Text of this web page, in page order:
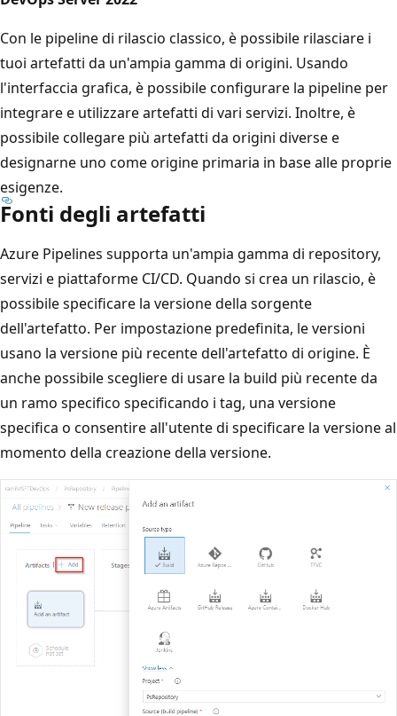
Con le pipeline di rilascio classico, è possibile rilasciare i
tuoi artefatti da un'ampia gamma di origini. Usando
l'interfaccia grafica, è possibile configurare la pipeline per
integrare e utilizzare artefatti di vari servizi. Inoltre, è
possibile collegare più artefatti da origini diverse e
designarne uno come origine primaria in base alle proprie
esigenze.
Fonti degli artefatti
Azure Pipelines supporta un'ampia gamma di repository,
servizi e piattaforme CI/CD. Quando si crea un rilascio, è
possibile specificare la versione della sorgente
dell'artefatto. Per impostazione predefinita, le versioni
usano la versione più recente dell'artefatto di origine. È
anche possibile scegliere di usare la build più recente da
un ramo specifico specificando i tag, una versione
specifica o consentire all'utente di specificare la versione al
momento della creazione della versione.